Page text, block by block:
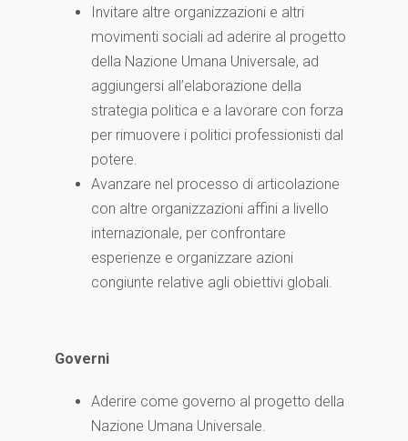
Invitare altre organizzazioni e altri
movimenti sociali ad aderire al progetto
della Nazione Umana Universale, ad
aggiungersi all’elaborazione della
strategia politica e a lavorare con forza
per rimuovere i politici professionisti dal
potere.
Avanzare nel processo di articolazione
con altre organizzazioni affini a livello
internazionale, per confrontare
esperienze e organizzare azioni
congiunte relative agli obiettivi globali.
Governi
Aderire come governo al progetto della
Nazione Umana Universale.